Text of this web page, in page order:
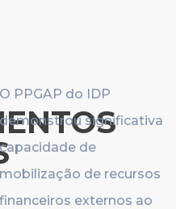
O PPGAP do IDP
significativa
de
mobilização de recursos
financeiros externos ao